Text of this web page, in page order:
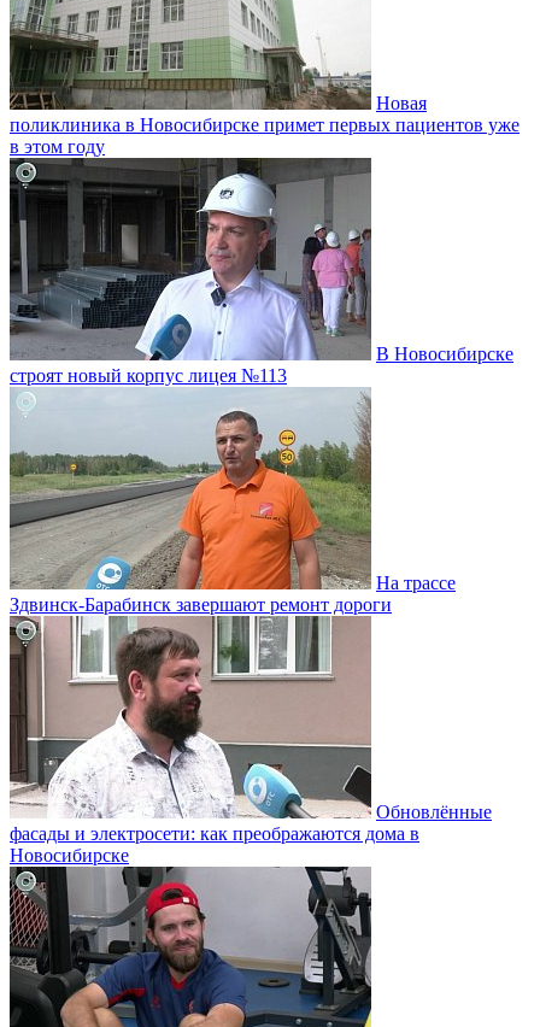
Новая
поликлиника в Новосибирске примет первых пациентов уже
в этом году
В Новосибирске
строят новый корпус лицея №113
На трассе
Здвинск-Барабинск завершают ремонт дороги
Обновлённые
фасады и электросети: как преображаются дома в
Новосибирске